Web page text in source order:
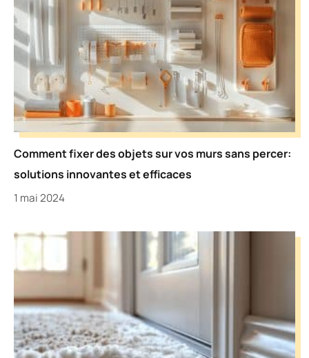
Comment fixer des objets sur vos murs sans percer:
solutions innovantes et efficaces
1 mai 2024